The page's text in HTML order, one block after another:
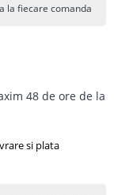
la fiecare comanda
48 de ore de la
si plata